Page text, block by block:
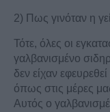
2) Πως γινόταν η
Τότε, όλες οι
γαλβανισμένο
δεν είχαν
όπως στις μέρες
Αυτός ο